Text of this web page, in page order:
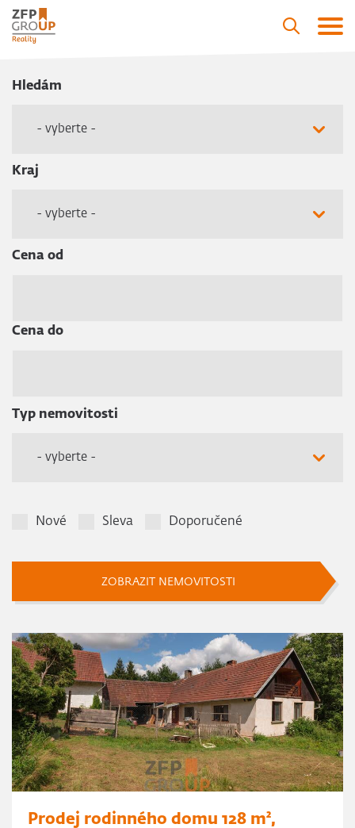
Hledám
- vyberte -
Kraj
- vyberte -
Cena od
Cena do
Typ nemovitosti
- vyberte -
Nové Sleva Doporučené
ZOBRAZIT NEMOVITOSTI
Prodej rodinného domu 128 m²,